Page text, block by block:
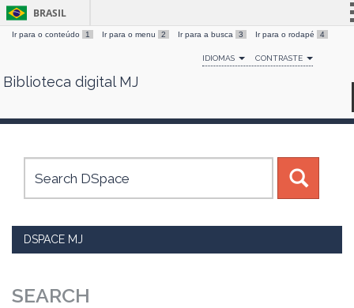
Skip
BRASIL
Simplifique!
Comunica BR
Canais
Ir para o conteúdo 1 Ir para o menu 2 Ir para a busca 3 Ir para o rodapé 4
IDIOMAS CONTRASTE
Biblioteca digital MJ
DSPACE MJ
SEARCH